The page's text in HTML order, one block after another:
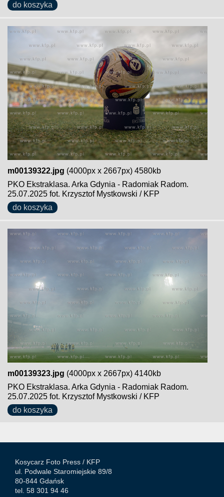
do koszyka
m00139322.jpg (4000px x 2667px) 4580kb
PKO Ekstraklasa. Arka Gdynia - Radomiak Radom.
25.07.2025 fot. Krzysztof Mystkowski / KFP
do koszyka
m00139323.jpg (4000px x 2667px) 4140kb
PKO Ekstraklasa. Arka Gdynia - Radomiak Radom.
25.07.2025 fot. Krzysztof Mystkowski / KFP
do koszyka
Kosycarz Foto Press / KFP
ul. Podwale Staromiejskie 89/8
80-844 Gdańsk
tel. 58 301 94 46